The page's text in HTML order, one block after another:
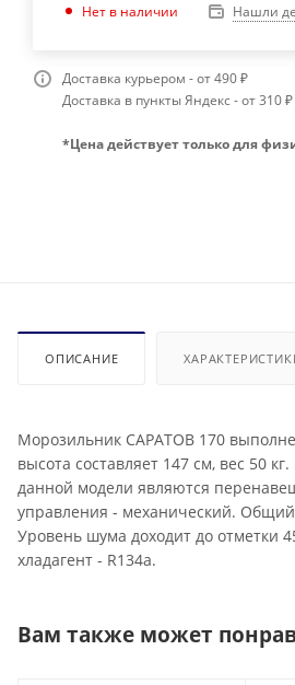
Нет в наличии Нашли
Доставка курьером - от 490 ₽
Доставка в пункты Яндекс - от 310 ₽
*Цена действует только для
ОПИСАНИЕ
Морозильник САРАТОВ 170
высота составляет 147 см, вес 50
данной модели являются
управления - механический. Общий
Уровень шума доходит до отметки
хладагент - R134a.
Вам также может